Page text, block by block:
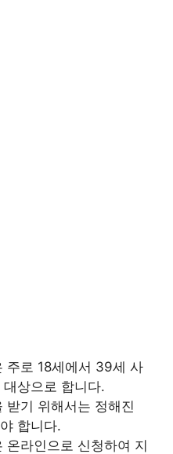
주로 18세에서 39세 사
상으로 합니다.
받기 위해서는 정해진
합니다.
온라인으로 신청하여 지